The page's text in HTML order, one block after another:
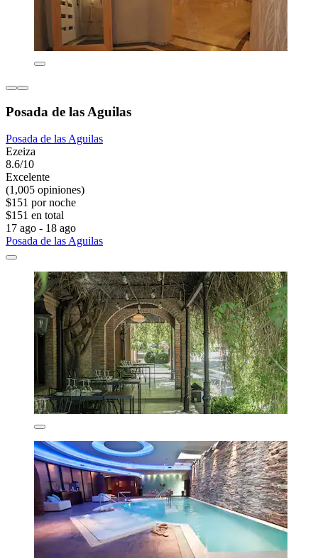
Posada de las Aguilas
Posada de las Aguilas
Ezeiza
8.6/10
Excelente
(1,005 opiniones)
$151 por noche
$151 en total
17 ago - 18 ago
Posada de las Aguilas